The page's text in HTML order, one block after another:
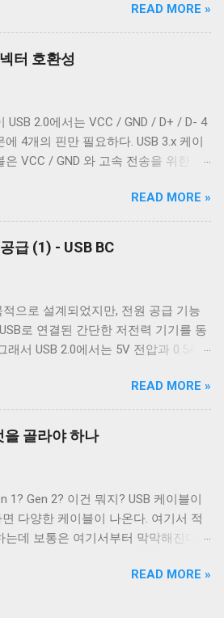
, 다른 하나는 얇은 도체의 가닥으로 이
호일 차폐(Foil Shielding)라고 부르고
Shielding)라고 부른다. 이 둘은 다 외
차폐가 고주파수 전자기파를 차단하
의 고속 전송 케이블은 이 두 차폐를
, 그 외의 경우에는 필수는 아니고 권
이 두 가지를 같이 사용한다. 차폐 선
는다. 파일을 항상 운영 체제에 종속적
만 접근한다면 표준과 다른 동작은
파일과 입출력의 구분이 없는 유닉스
의 입출력이 상호작용할 때 이 차이
를 다루기 위해서 터미널은 출력에
termios 구조체의 c_oflag 다.
문자를 출력하기 전에 어떤 후처리를
에서 가장 중요한 플래그는
다른 플래그와 상관없이 터미널은 받
다. 이 플래그를 끄는 경우는 거의 없
트를 보여주기 위한 용도가 아닌 바이
다. ONLCR 이 켜져 있으면 터미널은
로 해석한다. 즉, Unix에서도
를 만났을 때, 다음 줄의 처음으로 이
서 만들어진 파일을 출력해야 할 경우,
나 탭문자( 0x09 , \t )를...
READ MORE »
터 호환성
USB 2.0에서는 VCC / GND / D+ / D- 4
4개의 핀만 필요하다. USB 3.x 케이
VCC / GND 와 고속 전송을 위한 두
에 하도록 하겠다.) 그리고 혹시 차폐에
접지로 보내 안전하게 제거하기 위
지 총 7개의 케이블이 사용된다. 이 중
서 사용하는 선과 공유하기 때문에 새
다. 이미지 출처: Wikipedia 이미지 출
터를 도입했다. 기존 Type B 컨넥터
고 확장할 수 없는 구조로 돼있기 때
넥터의 경우에는 컨넥터 모양만으로도
Type C 컨넥터는 상황이 다르다. 상하
져 최대 12개의 선을 연결할 수 있는
양 만으로 USB 2.0 케이블인지 USB
전송 속도가 480 Mbps인 케이블을
C 케이블도 존재한다. Type A 컨넥터
A 컨넥터도 원래는 4개의 핀만을 지
서 USB 3.x를 위해 새로운 모양의 컨넥
READ MORE »
급 (1) - USB BC
으로 설계되었지만, 전원 공급 기능
로 연결된 간단한 저전력 기기를 동
래서 USB 2.0에서는 5V 전압과 0.5A의
지나 USB를 통한 데이터 통신을 하는
시키기 위함이지, USB를 전원 공급
은 아니었다. 따라서 저전력 기기가 아
스는 별도의 전원 공급을 필요로 했고,
가 본래 의도했던 기능이 아닌 일
레이어들이 이를 이용한 충전 기능을
이터 통신을 위해 USB 포트가 필요하
는 것보다 USB 포트를 재사용하는
를 통한 전원 충전 규격들이 만들어
READ MORE »
을 골라야 하나
1? Gen 2? 이건 뭐지? USB 케이블이
다양한 케이블이 나온다. 여기서 적
데 보통은 여기서부터 막막해진다.
3.1 Gen 2보다 좋은 것일까? 사람들에
READ MORE »